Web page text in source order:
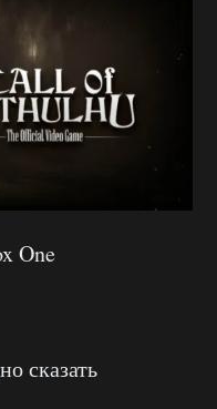
One
сказать